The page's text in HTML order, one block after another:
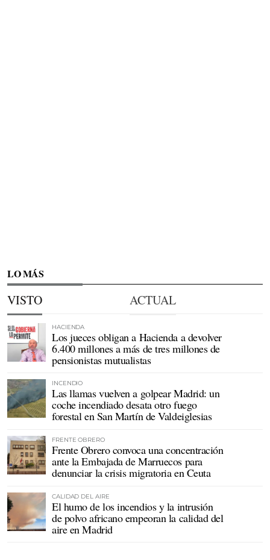
LO MÁS
VISTO ACTUAL
HACIENDA
Los jueces obligan a Hacienda a devolver
6.400 millones a más de tres millones de
pensionistas mutualistas
INCENDIO
Las llamas vuelven a golpear Madrid: un
coche incendiado desata otro fuego
forestal en San Martín de Valdeiglesias
FRENTE OBRERO
Frente Obrero convoca una concentración
ante la Embajada de Marruecos para
denunciar la crisis migratoria en Ceuta
CALIDAD DEL AIRE
El humo de los incendios y la intrusión
de polvo africano empeoran la calidad del
aire en Madrid